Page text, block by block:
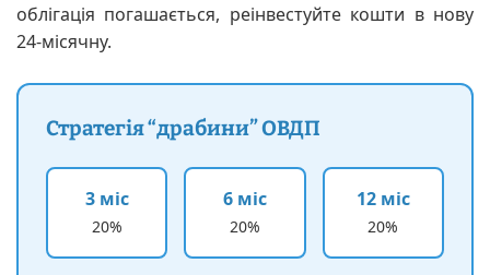
облігація погашається, реінвестуйте кошти в нову
24-місячну.
Стратегія “драбини” ОВДП
3 міс
20%
6 міс
20%
12 міс
20%